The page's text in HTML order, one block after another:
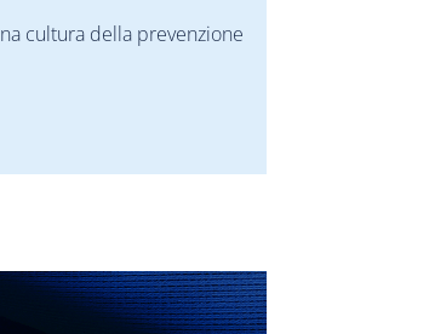
cultura della prevenzione